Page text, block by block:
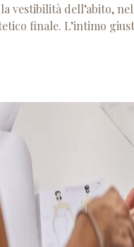
vestibilità dell’abito,
finale. L’intimo